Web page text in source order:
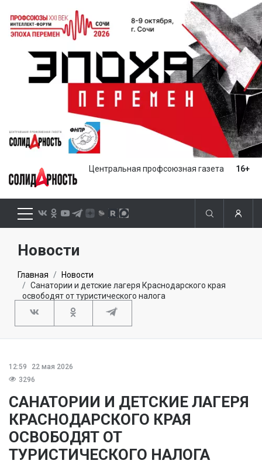
Центральная профсоюзная газета 16+
Новости
Главная
Новости
Санатории и детские лагеря Краснодарского края
освободят от туристического налога
12:59
22 мая 2026
3296
САНАТОРИИ И ДЕТСКИЕ ЛАГЕРЯ
КРАСНОДАРСКОГО КРАЯ
ОСВОБОДЯТ ОТ
ТУРИСТИЧЕСКОГО НАЛОГА